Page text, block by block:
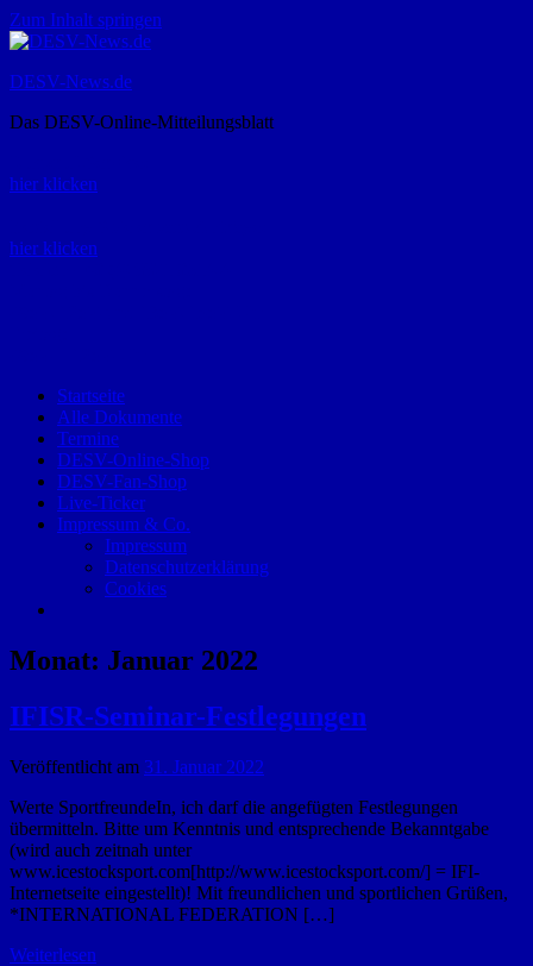
Zum Inhalt springen
DESV-News.de
Das DESV-Online-Mitteilungsblatt
hier klicken
hier klicken
Startseite
Alle Dokumente
Termine
DESV-Online-Shop
DESV-Fan-Shop
Live-Ticker
Impressum & Co.
Impressum
Datenschutzerklärung
Cookies
Monat: Januar 2022
IFISR-Seminar-Festlegungen
Veröffentlicht am 31. Januar 2022
Werte SportfreundeIn, ich darf die angefügten Festlegungen
übermitteln. Bitte um Kenntnis und entsprechende Bekanntgabe
(wird auch zeitnah unter
www.icestocksport.com[http://www.icestocksport.com/] = IFI-
Internetseite eingestellt)! Mit freundlichen und sportlichen Grüßen,
*INTERNATIONAL FEDERATION […]
Weiterlesen